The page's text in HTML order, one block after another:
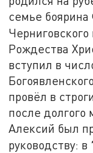
семье
Рождества
вступил в
провёл в
после
Алексий был
руководству: в